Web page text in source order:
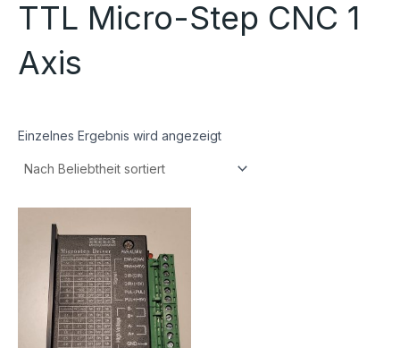
TTL Micro-Step CNC 1
Axis
Einzelnes Ergebnis wird angezeigt